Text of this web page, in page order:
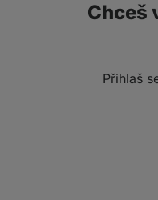
Chceš
Přihlaš